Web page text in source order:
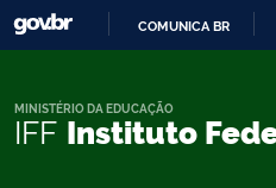
COMUNICA BR
IFF Instituto
MINISTÉRIO DA EDUCAÇÃO